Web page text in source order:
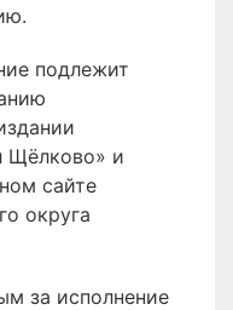
подлежит
Щёлково» и
сайте
округа
за исполнение